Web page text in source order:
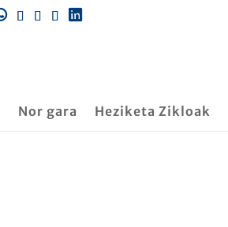
Nor gara Heziketa Zikloak